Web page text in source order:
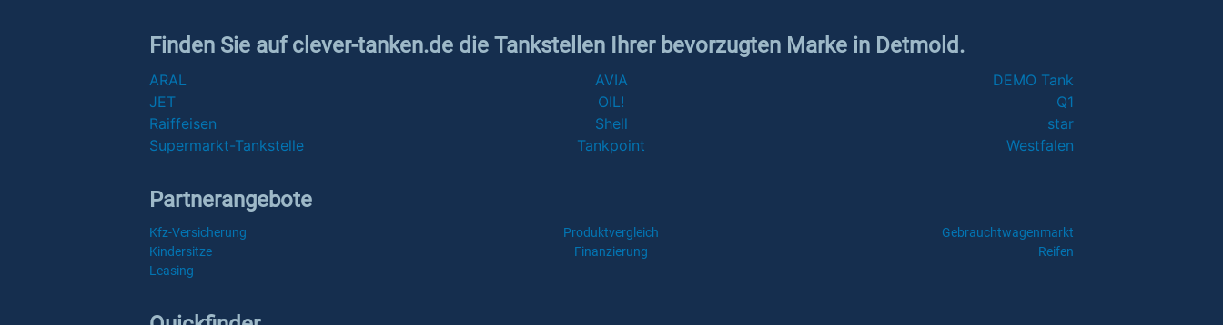
Finden Sie auf clever-tanken.de die Tankstellen Ihrer bevorzugten Marke in Detmold.
ARAL AVIA
DEMO Tank
JET
OIL!
Q1
Raiffeisen
Shell
star
Supermarkt-Tankstelle
Tankpoint Westfalen
Partnerangebote
Kfz-Versicherung Produktvergleich
Gebrauchtwagenmarkt
Kindersitze
Finanzierung
Reifen
Leasing